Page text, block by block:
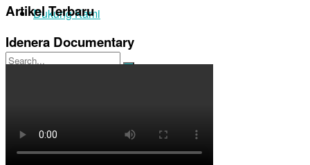
Dukung Kami
View All Result
Artikel Terbaru
Idenera Documentary